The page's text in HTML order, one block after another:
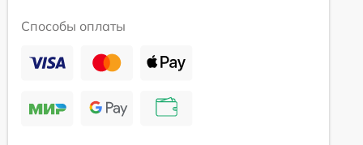
Способы оплаты